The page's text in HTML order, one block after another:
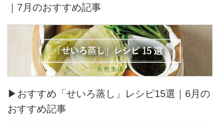
｜7月のおすすめ記事
▶おすすめ「せいろ蒸し」レシピ15選｜6月の
おすすめ記事